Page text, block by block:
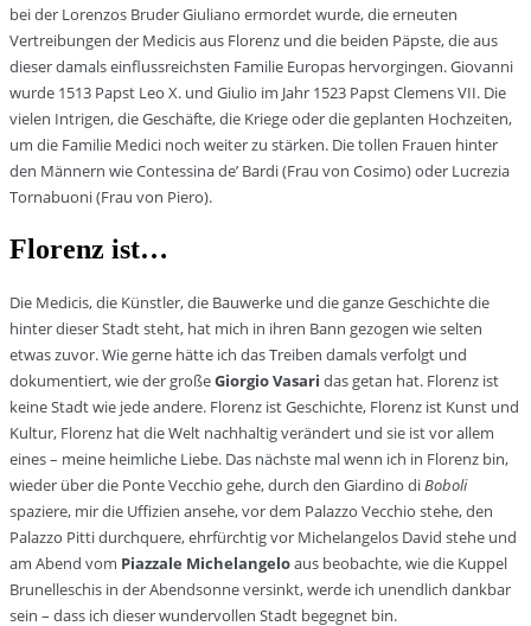
bei der Lorenzos Bruder Giuliano ermordet wurde, die erneuten
Vertreibungen der Medicis aus Florenz und die beiden Päpste, die aus
dieser damals einflussreichsten Familie Europas hervorgingen. Giovanni
wurde 1513 Papst Leo X. und Giulio im Jahr 1523 Papst Clemens VII. Die
vielen Intrigen, die Geschäfte, die Kriege oder die geplanten Hochzeiten,
um die Familie Medici noch weiter zu stärken. Die tollen Frauen hinter
den Männern wie Contessina de’ Bardi (Frau von Cosimo) oder Lucrezia
Tornabuoni (Frau von Piero).
Florenz ist…
Die Medicis, die Künstler, die Bauwerke und die ganze Geschichte die
hinter dieser Stadt steht, hat mich in ihren Bann gezogen wie selten
etwas zuvor. Wie gerne hätte ich das Treiben damals verfolgt und
dokumentiert, wie der großeGiorgio Vasari das getan hat. Florenz ist
keine Stadt wie jede andere. Florenz ist Geschichte, Florenz ist Kunst und
Kultur, Florenz hat die Welt nachhaltig verändert und sie ist vor allem
eines – meine heimliche Liebe. Das nächste mal wenn ich in Florenz bin,
wieder über die Ponte Vecchio gehe, durch den Giardino diBoboli
spaziere, mir die Uffizien ansehe, vor dem Palazzo Vecchio stehe, den
Palazzo Pitti durchquere, ehrfürchtig vor Michelangelos David stehe und
am Abend vom Piazzale Michelangeloaus beobachte, wie die Kuppel
Brunelleschis in der Abendsonne versinkt, werde ich unendlich dankbar
sein – dass ich dieser wundervollen Stadt begegnet bin.